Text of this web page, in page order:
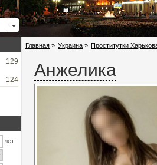
129
124
лет
Главная » Украина » Проститутки
Анжелика